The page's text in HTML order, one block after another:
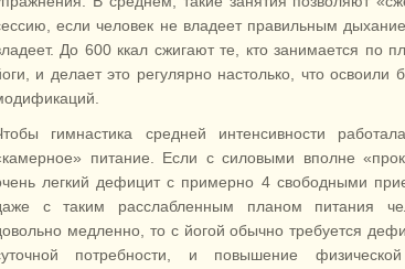
если человек не владеет правильным
До 600 ккал сжигают те, кто занимается по
и делает это регулярно настолько, что освоили
гимнастика средней интенсивности
питание. Если с силовыми вполне
легкий дефицит с примерно 4 свободными
с таким расслабленным планом питания
медленно, то с йогой обычно требуется
потребности, и повышение